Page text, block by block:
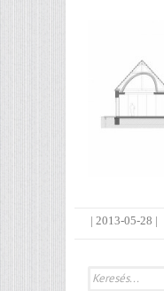
| 2013-05-28 |